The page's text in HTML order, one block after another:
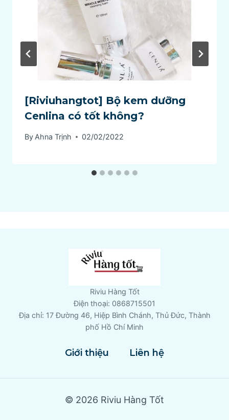
[Riviuhangtot] Bộ kem dưỡng
Cenlina có tốt không?
By Ahna Trịnh 02/02/2022
Riviu Hàng Tốt
Điện thoại: 0868715501
Địa chỉ: 17 Đường 46, Hiệp Bình Chánh, Thủ Đức, Thành
phố Hồ Chí Minh
Giới thiệu Liên hệ
© 2026 Riviu Hàng Tốt